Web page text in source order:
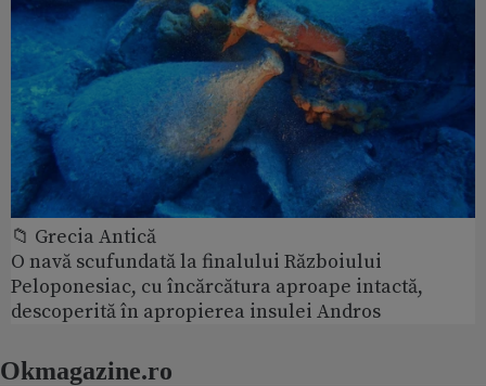
📁 Grecia Antică
O navă scufundată la finalului Războiului
Peloponesiac, cu încărcătura aproape intactă,
descoperită în apropierea insulei Andros
Okmagazine.ro